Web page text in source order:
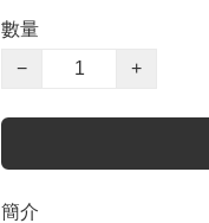
數量
−
+
簡介